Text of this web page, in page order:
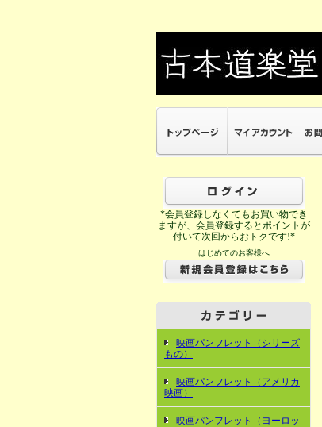
*会員登録しなくてもお買い物でき
ますが、会員登録するとポイントが
付いて次回からおトクです!*
はじめてのお客様へ
映画パンフレット（シリーズ
もの）
映画パンフレット（アメリカ
映画）
映画パンフレット（ヨーロッ